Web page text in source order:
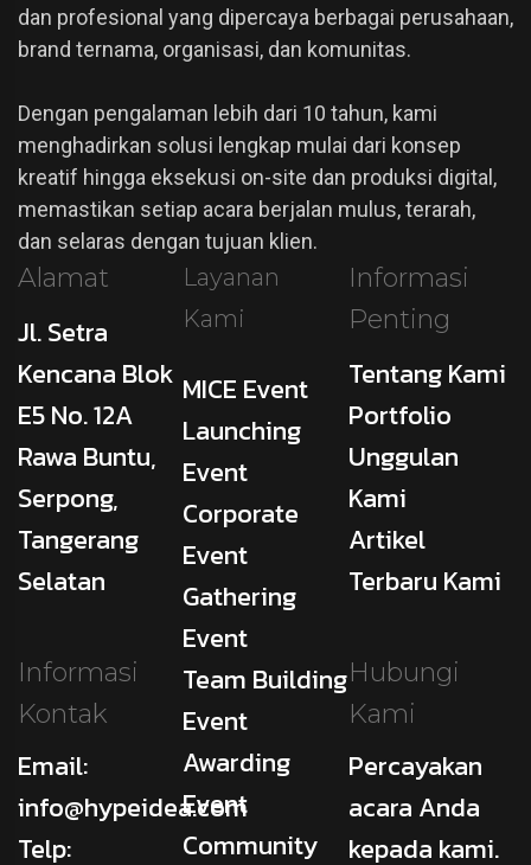
dan profesional yang dipercaya berbagai perusahaan,
brand ternama, organisasi, dan komunitas.
Dengan pengalaman lebih dari 10 tahun, kami
menghadirkan solusi lengkap mulai dari konsep
kreatif hingga eksekusi on-site dan produksi digital,
memastikan setiap acara berjalan mulus, terarah,
dan selaras dengan tujuan klien.
Alamat
Jl. Setra
Kencana Blok
E5 No. 12A
Rawa Buntu,
Serpong,
Tangerang
Selatan
Informasi
Kontak
Email:
info@hypeidea.com
Telp:
Layanan
Kami
MICE Event
Launching
Event
Corporate
Event
Gathering
Event
Team Building
Event
Awarding
Event
Community
Informasi
Penting
Tentang Kami
Portfolio
Unggulan
Kami
Artikel
Terbaru Kami
Hubungi
Kami
Percayakan
acara Anda
kepada kami.